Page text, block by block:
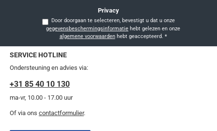
Privacy
Door doorgaan te selecteren, bevestigt u dat u onze
gegevensbeschermingsinformatie
algemene voorwaardenhebt geaccepteerd. *
SERVICE HOTLINE
Ondersteuning en advies via:
+31 85 40 10 130
ma-vr, 10.00 - 17.00 uur
Of via ons contactformulier.